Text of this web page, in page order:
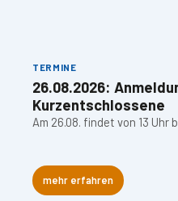
TERMINE
26.08.2026:
Kurzentschlossene
Am 26.08. findet von 13 Uhr
mehr erfahren